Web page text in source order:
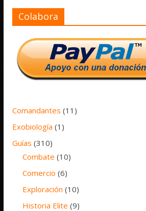
Colabora
Comandantes (11)
Exobiología (1)
Guías (310)
Combate (10)
Comercio (6)
Exploración (10)
Historia Elite (9)